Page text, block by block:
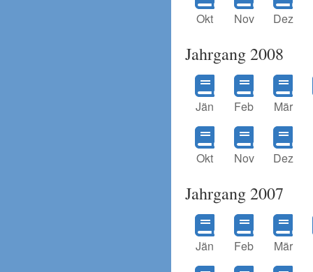
Okt Nov Dez
Jahrgang 2008
Jän Feb Mär
Okt Nov Dez
Jahrgang 2007
Jän Feb Mär